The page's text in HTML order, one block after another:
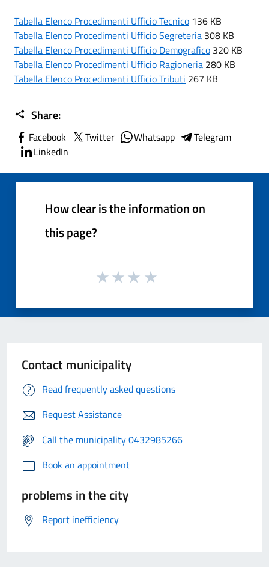
Tabella Elenco Procedimenti Ufficio Tecnico 136 KB
Tabella Elenco Procedimenti Ufficio Segreteria 308 KB
Tabella Elenco Procedimenti Ufficio Demografico 320 KB
Tabella Elenco Procedimenti Ufficio Ragioneria 280 KB
Tabella Elenco Procedimenti Ufficio Tributi 267 KB
Share:
Facebook Twitter Whatsapp
Telegram
LinkedIn
How clear is the information on
this page?
Contact municipality
Read frequently asked questions
Request Assistance
Call the municipality 0432985266
Book an appointment
problems in the city
Report inefficiency